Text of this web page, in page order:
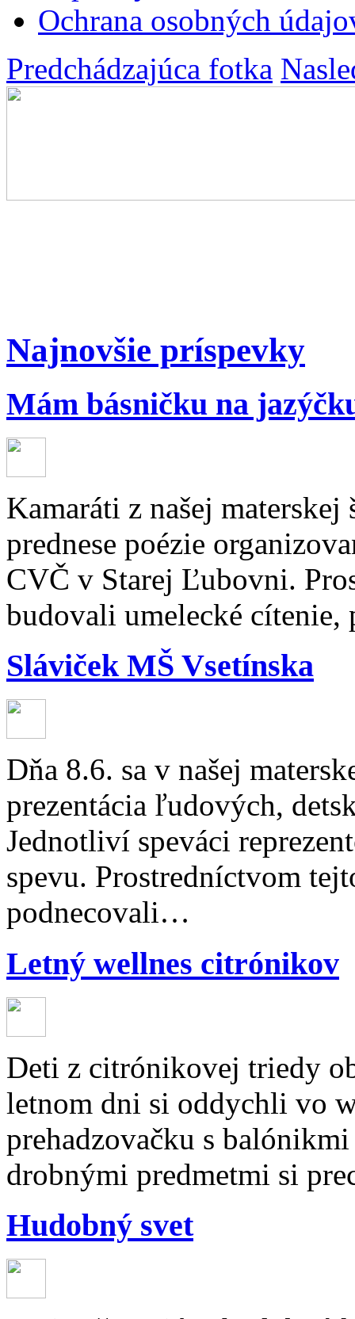
Ochrana osobných
Predchádzajúca fotka
Najnovšie príspevky
Mám básničku na
Kamaráti z našej
prednese poézie
CVČ v Starej Ľubovni.
budovali umelecké
Sláviček MŠ Vsetínska
Dňa 8.6. sa v našej
prezentácia ľudových,
Jednotliví speváci
spevu. Prostredníctvom
podnecovali…
Letný wellnes citrónikov
Deti z citrónikovej triedy
letnom dni si oddychli vo
prehadzovačku s
drobnými predmetmi si
Hudobný svet